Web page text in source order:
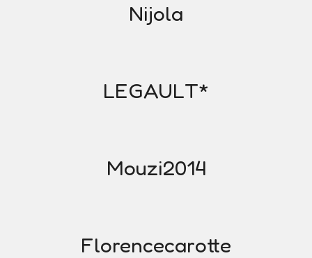
Nijola
LEGAULT*
Mouzi2014
Florencecarotte